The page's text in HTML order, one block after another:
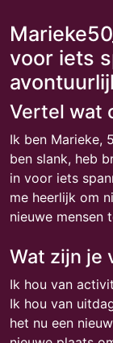
voor iets
Vertel wat
Ik ben Marieke,
ben slank, heb
in voor iets
me heerlijk om
nieuwe mensen
Wat zijn je
Ik hou van
Ik hou van
het nu een